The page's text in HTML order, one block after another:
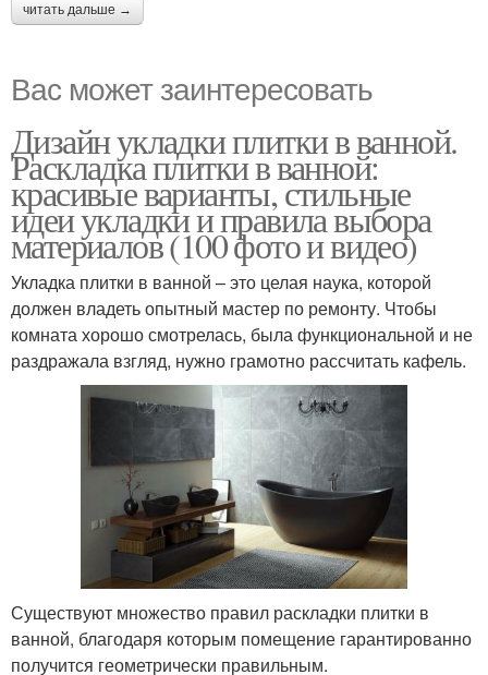
читать дальше →
Вас может заинтересовать
Дизайн укладки плитки в ванной.
Раскладка плитки в ванной:
красивые варианты, стильные
идеи укладки и правила выбора
материалов (100 фото и видео)
Укладка плитки в ванной – это целая наука, которой
должен владеть опытный мастер по ремонту. Чтобы
комната хорошо смотрелась, была функциональной и не
раздражала взгляд, нужно грамотно рассчитать кафель.
Существуют множество правил раскладки плитки в
ванной, благодаря которым помещение гарантированно
получится геометрически правильным.